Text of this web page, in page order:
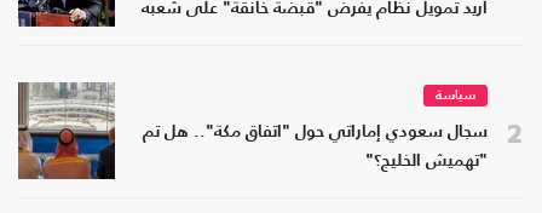
أريد تمويل نظام يفرض "قبضة خانقة" على شعبه
2
سياسة
سجال سعودي إماراتي حول "اتفاق مكة".. هل تم
"تهميش الخليج؟"